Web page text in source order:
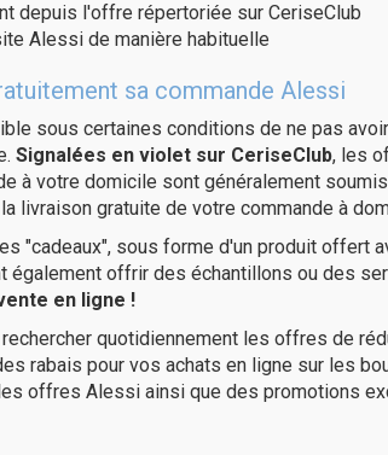
depuis l'offre répertoriée sur CeriseClub
Alessi de manière habituelle
sa commande Alessi
sous certaines conditions de ne pas
Signalées en violet sur CeriseClub, les
à votre domicile sont généralement
livraison gratuite de votre commande à
"cadeaux", sous forme d'un produit offert
également offrir des échantillons ou des
en ligne !
quotidiennement les offres de
rabais pour vos achats en ligne sur les
offres Alessi ainsi que des promotions